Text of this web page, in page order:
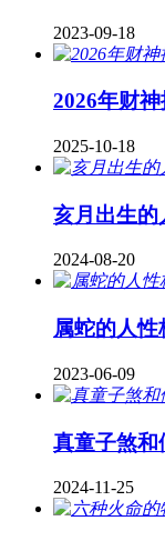
2023-09-18
2026年财
2025-10-18
亥月出生的
2024-08-20
属蛇的人性
2023-06-09
真童子煞和
2024-11-25